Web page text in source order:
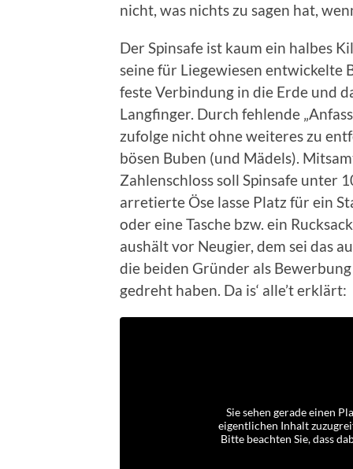
nicht, was nichts zu sagen hat,
Der Spinsafe ist kaum ein halbes
seine für Liegewiesen entwickelte
feste Verbindung in die Erde und
Langfinger. Durch fehlende
zufolge nicht ohne weiteres zu
bösen Buben (und Mädels).
Zahlenschloss soll Spinsafe unter
arretierte Öse lasse Platz für ein
oder eine Tasche bzw. ein
aushält vor Neugier, dem sei das
die beiden Gründer als
gedreht haben. Da is‘ alle’t erklärt:
Sie sehen gerade einen
eigentlichen Inhalt
Bitte beachten Sie, dass